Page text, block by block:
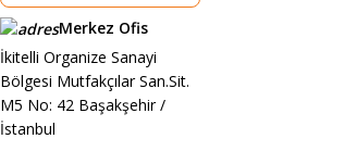
Merkez Ofis
İkitelli Organize Sanayi
Bölgesi Mutfakçılar San.Sit.
M5 No: 42 Başakşehir /
İstanbul